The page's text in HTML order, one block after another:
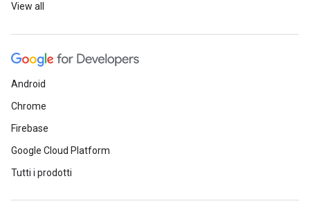
View all
Android
Chrome
Firebase
Google Cloud Platform
Tutti i prodotti